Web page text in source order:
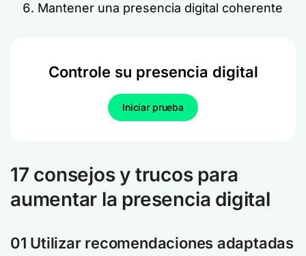
Mantener una presencia digital coherente
Controle su presencia digital
Iniciar prueba
17 consejos y trucos para
aumentar la presencia digital
01 Utilizar recomendaciones adaptadas